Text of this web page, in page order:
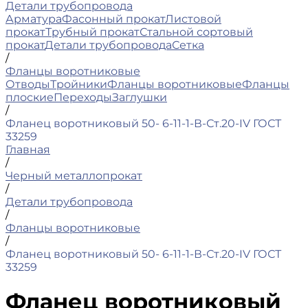
Детали трубопровода
АрматураФасонный прокатЛистовой
прокатТрубный прокатСтальной сортовый
прокатДетали трубопроводаСетка
/
Фланцы воротниковые
ОтводыТройникиФланцы воротниковыеФланцы
плоскиеПереходыЗаглушки
/
Фланец воротниковый 50- 6-11-1-В-Ст.20-IV ГОСТ
33259
Главная
/
Черный металлопрокат
/
Детали трубопровода
/
Фланцы воротниковые
/
Фланец воротниковый 50- 6-11-1-В-Ст.20-IV ГОСТ
33259
Фланец воротниковый